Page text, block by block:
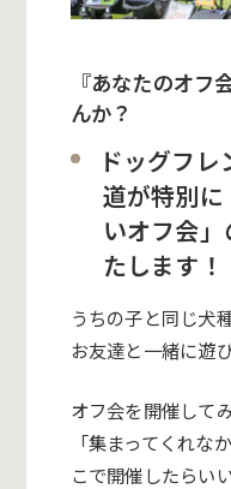
『あなたのオフ
んか？
ドッグフ
道が特別
いオフ会
たします！
うちの子と同じ犬
お友達と一緒に遊
オフ会を開催して
「集まってくれ
こで開催したらい